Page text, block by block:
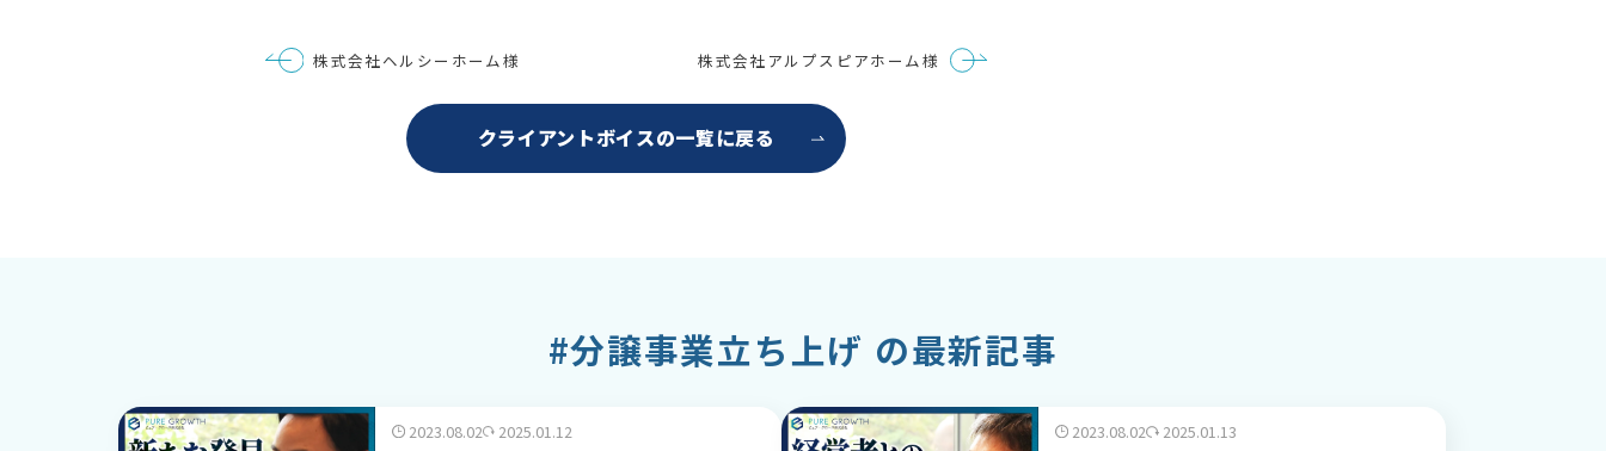
投
稿 株式会社ヘルシーホーム様 株式会社アルプスピアホーム様
クライアントボイスの一覧に戻る
#分譲事業立ち上げ の最新記事
2023.08.02 2025.01.12 2023.08.02 2025.01.13